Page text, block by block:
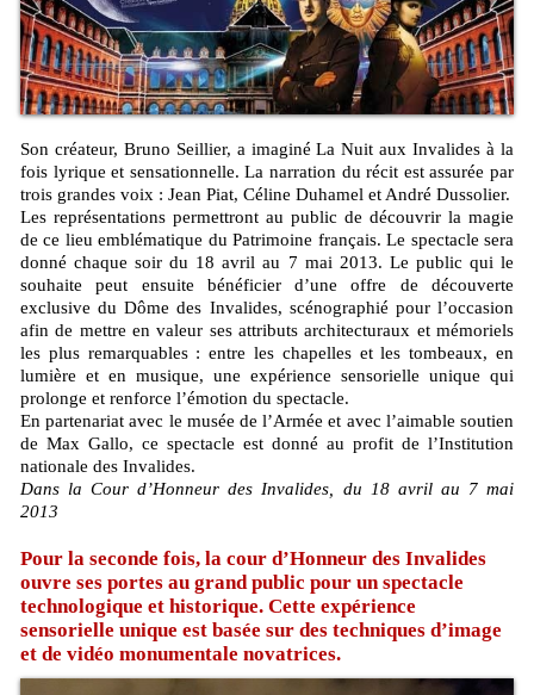
Son créateur, Bruno Seillier, a imaginé La Nuit aux Invalides à la
fois lyrique et sensationnelle. La narration du récit est assurée par
trois grandes voix : Jean Piat, Céline Duhamel et André Dussolier.
Les représentations permettront au public de découvrir la magie
de ce lieu emblématique du Patrimoine français. Le spectacle sera
donné chaque soir du 18 avril au 7 mai 2013. Le public qui le
souhaite peut ensuite bénéficier d’une offre de découverte
exclusive du Dôme des Invalides, scénographié pour l’occasion
afin de mettre en valeur ses attributs architecturaux et mémoriels
les plus remarquables : entre les chapelles et les tombeaux, en
lumière et en musique, une expérience sensorielle unique qui
prolonge et renforce l’émotion du spectacle.
En partenariat avec le musée de l’Armée et avec l’aimable soutien
de Max Gallo, ce spectacle est donné au profit de l’Institution
nationale des Invalides.
Dans la Cour d’Honneur des Invalides, du 18 avril au 7 mai
2013
Pour la seconde fois, la cour d’Honneur des Invalides
ouvre ses portes au grand public pour un spectacle
technologique et historique. Cette expérience
sensorielle unique est basée sur des techniques d’image
et de vidéo monumentale novatrices.